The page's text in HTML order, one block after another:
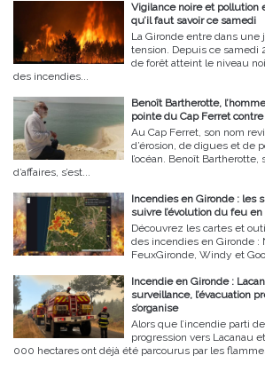
Vigilance noire et pollution
qu’il faut savoir ce samedi
La Gironde entre dans
tension. Depuis ce
de forêt atteint le niveau
des incendies...
Benoît Bartherotte,
pointe du Cap Ferret contre
Au Cap Ferret, son nom
d’érosion, de digues et de
l’océan. Benoît
d’affaires, s’est...
Incendies en Gironde : les
suivre l’évolution du feu
Découvrez les cartes et
des incendies en Gironde :
FeuxGironde, Windy et
Incendie en Gironde :
surveillance, l’évacuation
s’organise
Alors que l’incendie parti
progression vers Lacanau
000 hectares ont déjà été parcourus par les